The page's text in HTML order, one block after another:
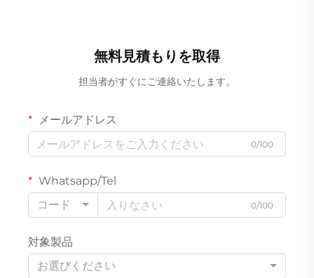
無料見積もりを取得
担当者がすぐにご連絡いたします。
メールアドレス
0/100
Whatsapp/Tel
コード
0/100
対象製品
お選びください